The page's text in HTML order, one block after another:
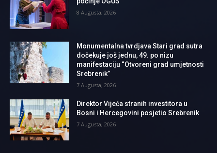
8 Augusta, 2026
Monumentalna tvrdjava Stari grad sutra
dočekuje još jednu, 49. po nizu
manifestaciju “Otvoreni grad umjetnosti
Srebrenik”
7 Augusta, 2026
Direktor Vijeća stranih investitora u
Bosni i Hercegovini posjetio Srebrenik
7 Augusta, 2026